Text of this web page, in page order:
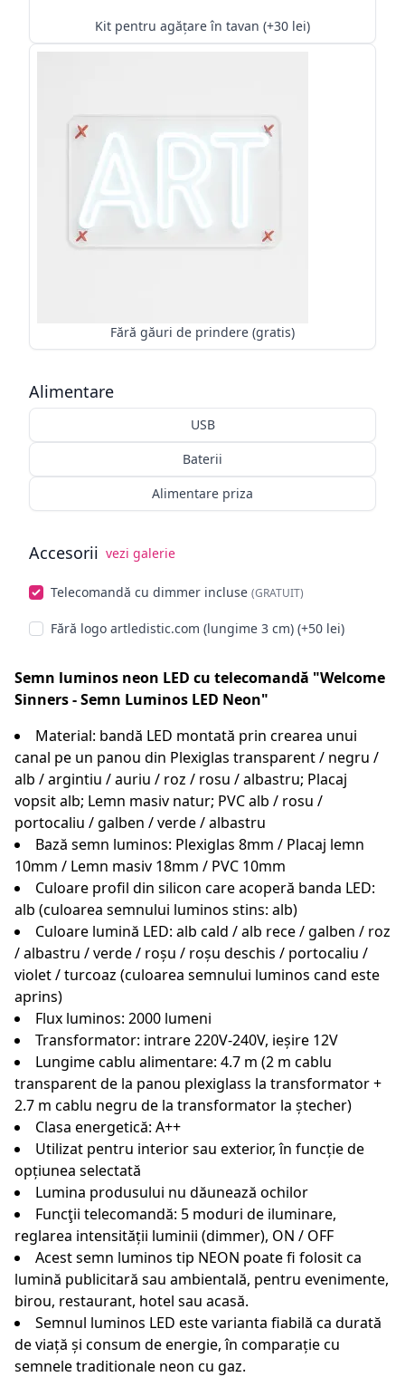
Kit pentru agățare în tavan (+30 lei)
Fără găuri de prindere (gratis)
Alimentare
USB
Baterii
Alimentare priza
Accesorii vezi galerie
Telecomandă cu dimmer incluse (GRATUIT)
Fără logo artledistic.com (lungime 3 cm) (+50 lei)
Semn luminos neon LED cu telecomandă "Welcome
Sinners - Semn Luminos LED Neon"
Material: bandă LED montată prin crearea unui
canal pe un panou din Plexiglas transparent / negru /
alb / argintiu / auriu / roz / rosu / albastru; Placaj
vopsit alb; Lemn masiv natur; PVC alb / rosu /
portocaliu / galben / verde / albastru
Bază semn luminos: Plexiglas 8mm / Placaj lemn
10mm / Lemn masiv 18mm / PVC 10mm
Culoare profil din silicon care acoperă banda LED:
alb (culoarea semnului luminos stins: alb)
Culoare lumină LED: alb cald / alb rece / galben / roz
/ albastru / verde / roșu / roșu deschis / portocaliu /
violet / turcoaz (culoarea semnului luminos cand este
aprins)
Flux luminos: 2000 lumeni
Transformator: intrare 220V-240V, ieșire 12V
Lungime cablu alimentare: 4.7 m (2 m cablu
transparent de la panou plexiglass la transformator +
2.7 m cablu negru de la transformator la ștecher)
Clasa energetică: A++
Utilizat pentru interior sau exterior, în funcție de
opțiunea selectată
Lumina produsului nu dăunează ochilor
Funcţii telecomandă: 5 moduri de iluminare,
reglarea intensității luminii (dimmer), ON / OFF
Acest semn luminos tip NEON poate fi folosit ca
lumină publicitară sau ambientală, pentru evenimente,
birou, restaurant, hotel sau acasă.
Semnul luminos LED este varianta fiabilă ca durată
de viață și consum de energie, în comparație cu
semnele traditionale neon cu gaz.